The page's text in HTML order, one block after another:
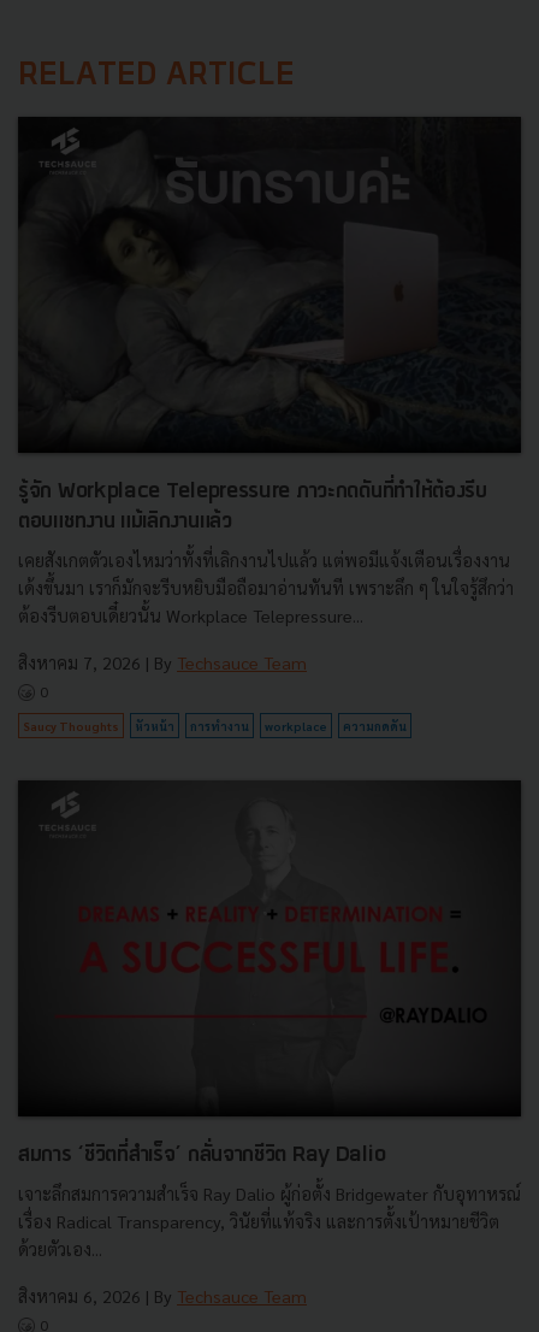
RELATED ARTICLE
รู้จัก Workplace Telepressure ภาวะกดดันที่ทำให้ต้องรีบ
ตอบแชทงาน แม้เลิกงานแล้ว
เคยสังเกตตัวเองไหมว่าทั้งที่เลิกงานไปแล้ว แต่พอมีแจ้งเตือนเรื่องงาน
เด้งขึ้นมา เราก็มักจะรีบหยิบมือถือมาอ่านทันที เพราะลึก ๆ ในใจรู้สึกว่า
ต้องรีบตอบเดี๋ยวนั้น Workplace Telepressure...
สิงหาคม 7, 2026 | By Techsauce Team
0
Saucy Thoughts หัวหน้า การทำงาน workplace ความกดดัน
สมการ ‘ชีวิตที่สำเร็จ’ กลั่นจากชีวิต Ray Dalio
เจาะลึกสมการความสำเร็จ Ray Dalio ผู้ก่อตั้ง Bridgewater กับอุทาหรณ์
เรื่อง Radical Transparency, วินัยที่แท้จริง และการตั้งเป้าหมายชีวิต
ด้วยตัวเอง...
สิงหาคม 6, 2026 | By Techsauce Team
0